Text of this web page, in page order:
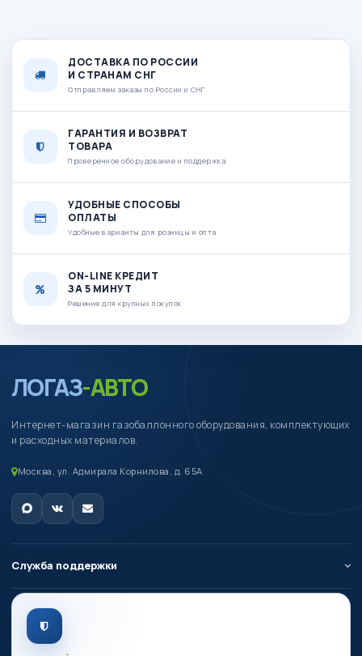
ДОСТАВКА ПО РОССИИ
И СТРАНАМ СНГ
Отправляем заказы по России и СНГ
ГАРАНТИЯ И ВОЗВРАТ
ТОВАРА
Проверенное оборудование и поддержка
УДОБНЫЕ СПОСОБЫ
ОПЛАТЫ
Удобные варианты для розницы и опта
ON-LINE КРЕДИТ
ЗА 5 МИНУТ
Решение для крупных покупок
ЛОГАЗ-АВТО
Интернет-магазин газобаллонного оборудования, комплектующих
и расходных материалов.
Москва, ул. Адмирала Корнилова, д. 65А
Служба поддержки
О компании